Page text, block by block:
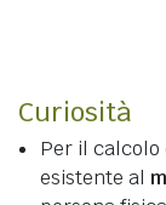
Curiosità
Per il calcolo
esistente al